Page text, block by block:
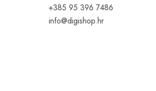
+385 95 396 7486
info@digishop.hr